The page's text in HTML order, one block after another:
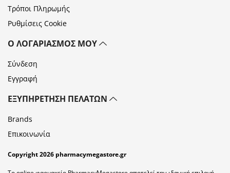
Τρόποι Πληρωμής
Ρυθμίσεις Cookie
Ο ΛΟΓΑΡΙΑΣΜΌΣ ΜΟΥ
Σύνδεση
Εγγραφή
ΕΞΥΠΗΡΈΤΗΣΗ ΠΕΛΑΤΏΝ
Brands
Επικοινωνία
Copyright 2026 pharmacymegastore.gr